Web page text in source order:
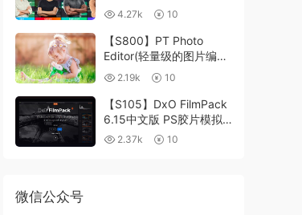
Studio18.6Win、Mac 中
文/英文
4.27k 10
【S800】PT Photo
Editor(轻量级的图片编辑
工具)5.10.3汉化版 WIN
2.19k 10
【S105】DxO FilmPack
6.15中文版 PS胶片模拟
滤镜支持WIN/MAC
2.37k 10
微信公众号